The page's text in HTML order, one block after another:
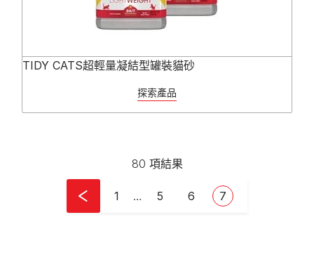
TIDY CATS超輕量凝結型罐裝貓砂
探索產品
80 項結果
First page
1 … 頁面
5 頁面
6 Current page
7